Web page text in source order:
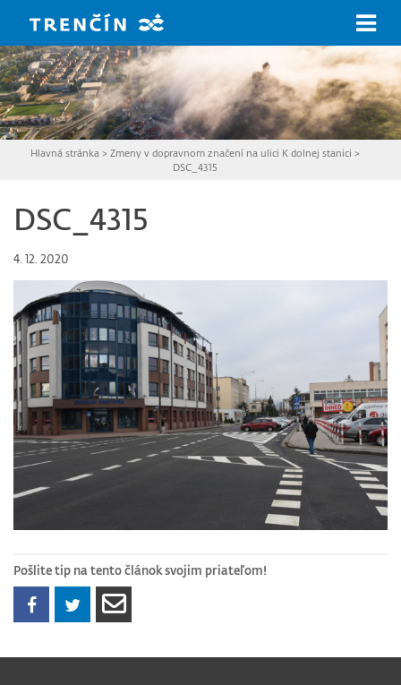
Hlavná stránka >Zmeny v dopravnom značení na ulici K dolnej stanici >
DSC_4315
DSC_4315
4. 12. 2020
Pošlite tip na tento článok svojim priateľom!